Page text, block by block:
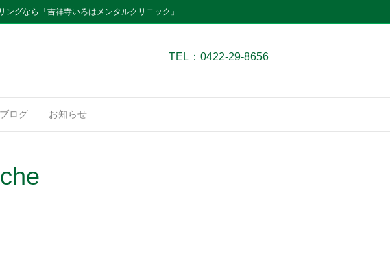
グなら「吉祥寺いろはメンタルクリニック」
TEL：0422-29-8656
ログ お知らせ